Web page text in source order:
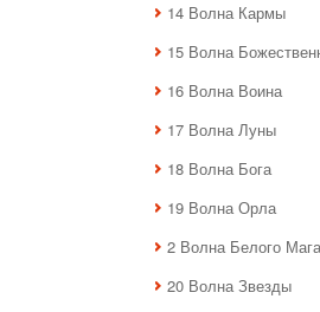
14 Волна Кармы
15 Волна
16 Волна Воина
17 Волна Луны
18 Волна Бога
19 Волна Орла
2 Волна Белого Мага
20 Волна Звезды